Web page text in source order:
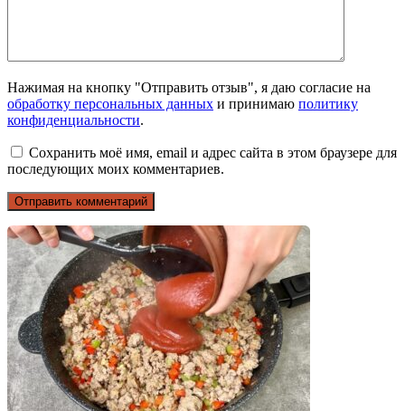
Нажимая на кнопку "Отправить отзыв", я даю согласие на
обработку персональных данных и принимаю политику
конфиденциальности.
Сохранить моё имя, email и адрес сайта в этом браузере для
последующих моих комментариев.